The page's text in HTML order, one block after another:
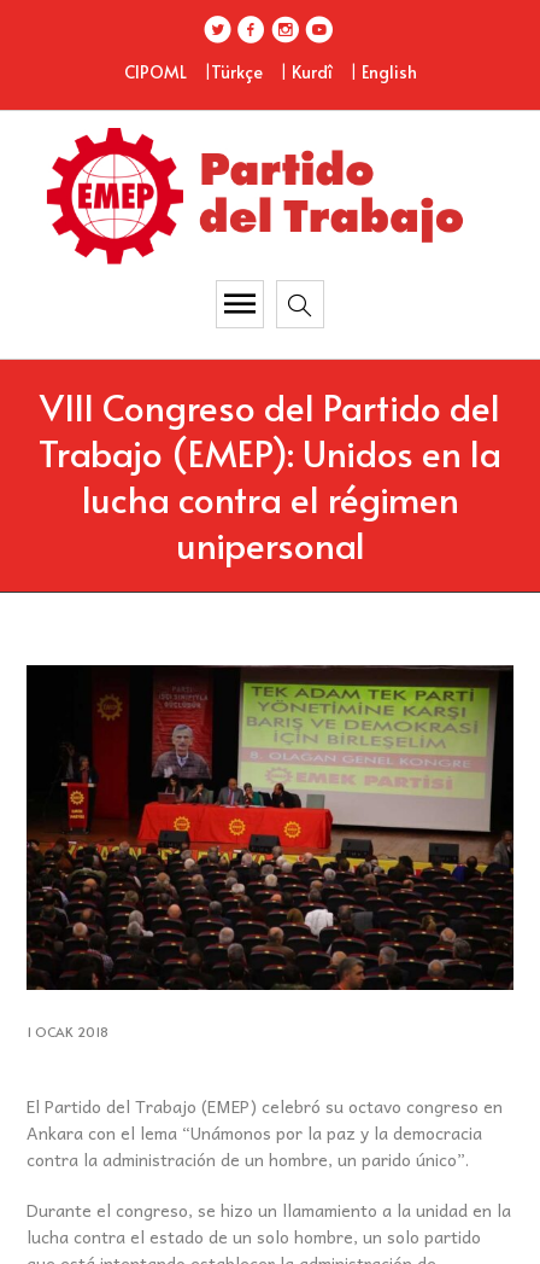
CIPOML |Türkçe | Kurdî | English
VIII Congreso del Partido del
Trabajo (EMEP): Unidos en la
lucha contra el régimen
unipersonal
1 OCAK 2018
El Partido del Trabajo (EMEP) celebró su octavo congreso en
Ankara con el lema “Unámonos por la paz y la democracia
contra la administración de un hombre, un parido único”.
Durante el congreso, se hizo un llamamiento a la unidad en la
lucha contra el estado de un solo hombre, un solo partido